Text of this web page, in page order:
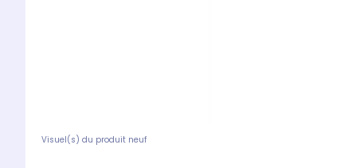
Visuel(s) du produit neuf